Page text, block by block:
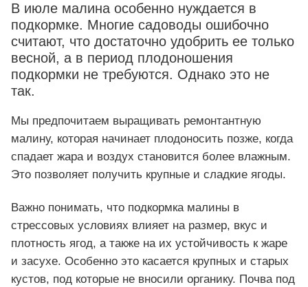
В июле малина особенно нуждается в
подкормке. Многие садоводы ошибочно
считают, что достаточно удобрить ее только
весной, а в период плодоношения
подкормки не требуются. Однако это не
так.
Мы предпочитаем выращивать ремонтантную
малину, которая начинает плодоносить позже, когда
спадает жара и воздух становится более влажным.
Это позволяет получить крупные и сладкие ягоды.
Важно понимать, что подкормка малины в
стрессовых условиях влияет на размер, вкус и
плотность ягод, а также на их устойчивость к жаре
и засухе. Особенно это касается крупных и старых
кустов, под которые не вносили органику. Почва под